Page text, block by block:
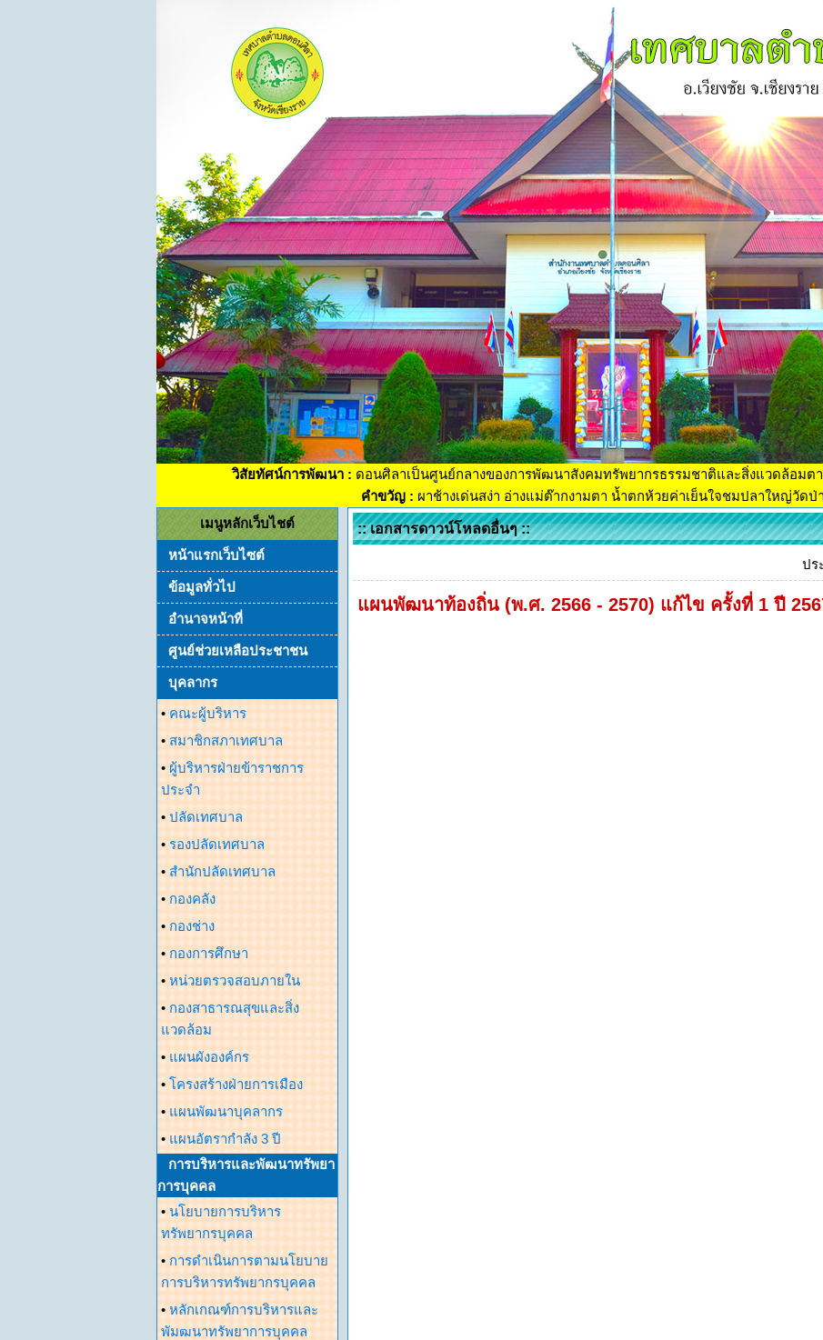
วิสัยทัศน์การพัฒนา : ดอนศิลาเป็นศูนย์กลางของการพัฒนาสังคมทรัพยากรธรรมชาติและสิ่งแวดล้อมต
คำขวัญ : ผาช้างเด่นสง่า อ่างแม่ต๊ากงามตา น้ำตกห้วยค่าเย็นใจชมปลาใหญ่วัดป่
เมนูหลักเว็บไชต์
หน้าแรกเว็บไซต์
ข้อมูลทั่วไป
อำนาจหน้าที่
ศูนย์ช่วยเหลือประชาชน
บุคลากร
• คณะผู้บริหาร
• สมาชิกสภาเทศบาล
• ผู้บริหารฝ่ายข้าราชการ
ประจำ
• ปลัดเทศบาล
• รองปลัดเทศบาล
• สำนักปลัดเทศบาล
• กองคลัง
• กองช่าง
• กองการศึกษา
• หน่วยตรวจสอบภายใน
• กองสาธารณสุขและสิ่ง
แวดล้อม
• แผนผังองค์กร
• โครงสร้างฝ่ายการเมือง
• แผนพัฒนาบุคลากร
• แผนอัตรากำลัง 3 ปี
การบริหารและพัฒนาทรัพยา
การบุคคล
• นโยบายการบริหาร
ทรัพยากรบุคคล
• การดำเนินการตามนโยบาย
การบริหารทรัพยากรบุคคล
• หลักเกณฑ์การบริหารและ
พัมฒนาทรัพยาการบุคคล
:: เอกสารดาวน์โหลดอื่นๆ ::
ปร
แผนพัฒนาท้องถิ่น (พ.ศ. 2566 - 2570) แก้ไข ครั้งที่ 1 ปี